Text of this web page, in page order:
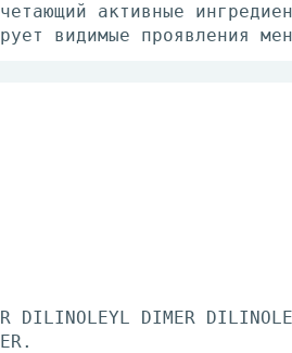
активные
видимые проявления
DILINOLEYL DIMER